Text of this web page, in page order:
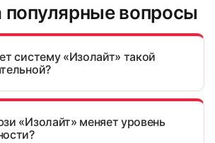
популярные вопросы
систему «Изолайт» такой
«Изолайт» меняет уровень